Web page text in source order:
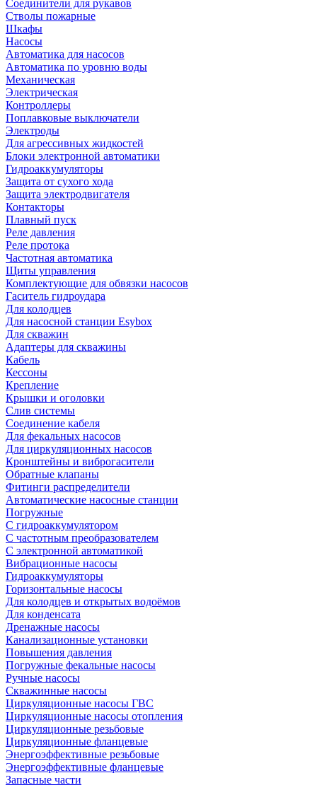
Соединители для рукавов
Стволы пожарные
Шкафы
Насосы
Автоматика для насосов
Автоматика по уровню воды
Механическая
Электрическая
Контроллеры
Поплавковые выключатели
Электроды
Для агрессивных жидкостей
Блоки электронной автоматики
Гидроаккумуляторы
Защита от сухого хода
Защита электродвигателя
Контакторы
Плавный пуск
Реле давления
Реле протока
Частотная автоматика
Щиты управления
Комплектующие для обвязки насосов
Гаситель гидроудара
Для колодцев
Для насосной станции Esybox
Для скважин
Адаптеры для скважины
Кабель
Кессоны
Крепление
Крышки и оголовки
Слив системы
Соединение кабеля
Для фекальных насосов
Для циркуляционных насосов
Кронштейны и виброгасители
Обратные клапаны
Фитинги распределители
Автоматические насосные станции
Погружные
С гидроаккумулятором
С частотным преобразователем
С электронной автоматикой
Вибрационные насосы
Гидроаккумуляторы
Горизонтальные насосы
Для колодцев и открытых водоёмов
Для конденсата
Дренажные насосы
Канализационные установки
Повышения давления
Погружные фекальные насосы
Ручные насосы
Скважинные насосы
Циркуляционные насосы ГВС
Циркуляционные насосы отопления
Циркуляционные резьбовые
Циркуляционные фланцевые
Энергоэффективные резьбовые
Энергоэффективные фланцевые
Запасные части